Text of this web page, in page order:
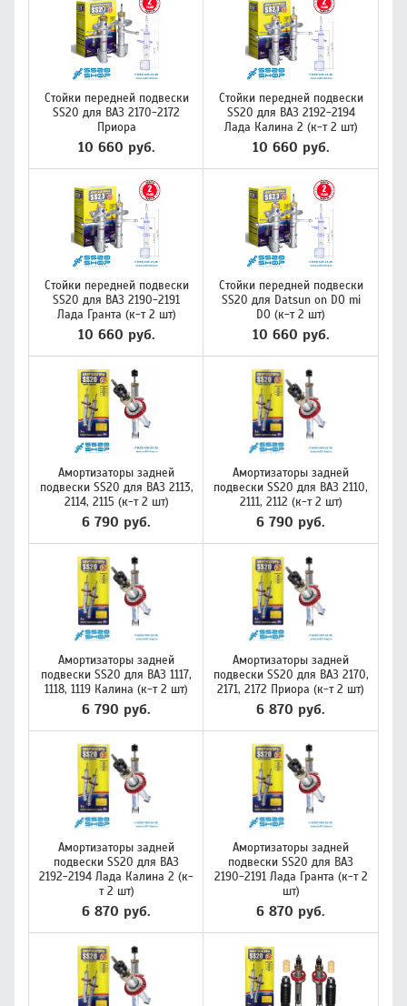
Стойки передней подвески
SS20 для ВАЗ 2170-2172
Приора
10 660 руб.
Стойки передней подвески
SS20 для ВАЗ 2192-2194
Лада Калина 2 (к-т 2 шт)
10 660 руб.
Стойки передней подвески
SS20 для ВАЗ 2190-2191
Лада Гранта (к-т 2 шт)
10 660 руб.
Стойки передней подвески
SS20 для Datsun on DO mi
DO (к-т 2 шт)
10 660 руб.
Амортизаторы задней
подвески SS20 для ВАЗ 2113,
2114, 2115 (к-т 2 шт)
6 790 руб.
Амортизаторы задней
подвески SS20 для ВАЗ 2110,
2111, 2112 (к-т 2 шт)
6 790 руб.
Амортизаторы задней
подвески SS20 для ВАЗ 1117,
1118, 1119 Калина (к-т 2 шт)
6 790 руб.
Амортизаторы задней
подвески SS20 для ВАЗ 2170,
2171, 2172 Приора (к-т 2 шт)
6 870 руб.
Амортизаторы задней
подвески SS20 для ВАЗ
2192-2194 Лада Калина 2 (к-
т 2 шт)
6 870 руб.
Амортизаторы задней
подвески SS20 для ВАЗ
2190-2191 Лада Гранта (к-т 2
шт)
6 870 руб.